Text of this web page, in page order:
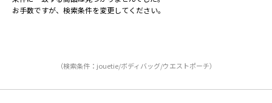
お手数ですが、検索条件を変更してください。
（検索条件：jouetie/ボディバッグ/ウエストポーチ）